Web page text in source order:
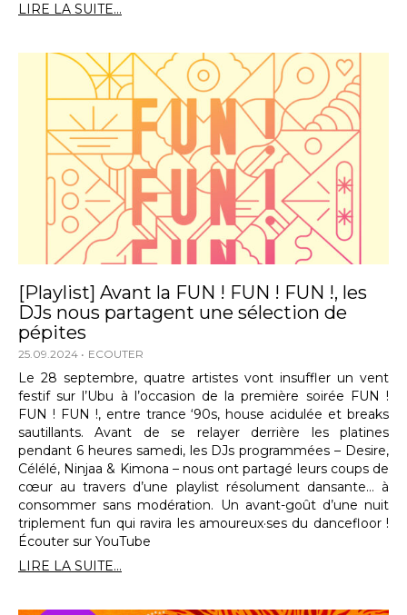
LIRE LA SUITE...
[Playlist] Avant la FUN ! FUN ! FUN !, les
DJs nous partagent une sélection de
pépites
25.09.2024 ECOUTER
Le 28 septembre, quatre artistes vont insuffler un vent
festif sur l’Ubu à l’occasion de la première soirée FUN !
FUN ! FUN !, entre trance ‘90s, house acidulée et breaks
sautillants. Avant de se relayer derrière les platines
pendant 6 heures samedi, les DJs programmées – Desire,
Célélé, Ninjaa & Kimona – nous ont partagé leurs coups de
cœur au travers d’une playlist résolument dansante… à
consommer sans modération. Un avant-goût d’une nuit
triplement fun qui ravira les amoureux·ses du dancefloor !
Écouter sur YouTube
LIRE LA SUITE...